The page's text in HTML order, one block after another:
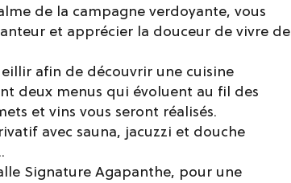
de la campagne verdoyante, vous
et apprécier la douceur de vivre de
afin de découvrir une cuisine
deux menus qui évoluent au fil des
et vins vous seront réalisés.
avec sauna, jacuzzi et douche
Signature Agapanthe, pour une